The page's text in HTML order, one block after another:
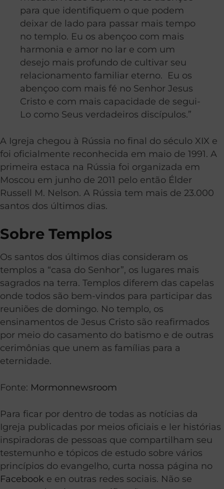
para que identifiquem o que podem
deixar de lado para passar mais tempo
no templo. Eu os abençoo com mais
harmonia e amor no lar e com um
desejo mais profundo de cultivar seu
relacionamento familiar eterno. Eu os
abençoo com mais fé no Senhor Jesus
Cristo e com mais capacidade de segui-
Lo como Seus verdadeiros discípulos.”
A Igreja chegou à Rússia no final do século XIX e
foi oficialmente reconhecida em maio de 1991. A
primeira estaca na Rússia foi organizada em
Moscou em junho de 2011 pelo então Élder
Russell M. Nelson. A Rússia tem mais de 23.000
santos dos últimos dias.
Sobre Templos
Os santos dos últimos dias consideram os
templos a “casa do Senhor”, os lugares mais
sagrados na terra. Templos diferem das capelas
onde todos são bem-vindos para participar das
reuniões de domingo. No templo, os
ensinamentos de Jesus Cristo são reafirmados
por meio do casamento do batismo e de outras
cerimônias que unem as famílias para a
eternidade.
Fonte: Mormonnewsroom
Para ficar por dentro de todas as notícias da
Igreja publicadas por meios oficiais e ler histórias
inspiradoras de pessoas que compartilham seu
testemunho e tópicos de estudo sobre vários
princípios do evangelho, curta nossa página no
Facebook e en outras redes sociais. Não se